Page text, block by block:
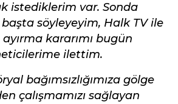
istediklerim var. Sonda
söyleyeyim, Halk TV ile
ayırma kararımı bugün
ilettim.
bağımsızlığımıza gölge
çalışmamızı sağlayan